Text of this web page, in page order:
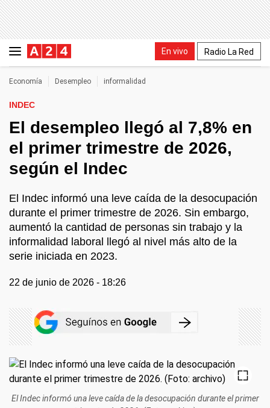
En vivo Radio La Red
Economía Desempleo informalidad
INDEC
El desempleo llegó al 7,8% en
el primer trimestre de 2026,
según el Indec
El Indec informó una leve caída de la desocupación
durante el primer trimestre de 2026. Sin embargo,
aumentó la cantidad de personas sin trabajo y la
informalidad laboral llegó al nivel más alto de la
serie iniciada en 2023.
22 de junio de 2026 - 18:26
El Indec informó una leve caída de la desocupación durante el primer